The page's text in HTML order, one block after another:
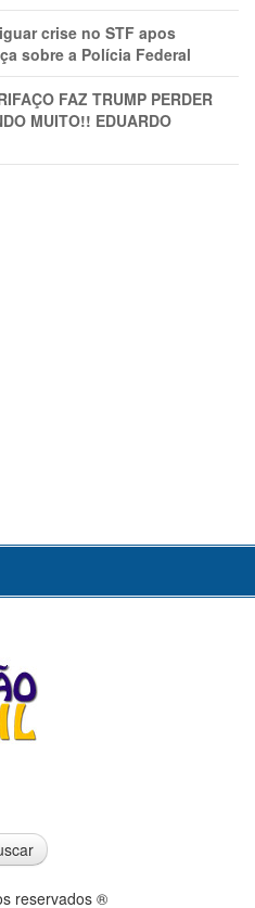
crise no STF apos
sobre a Polícia Federal
FAZ TRUMP PERDER
MUITO!! EDUARDO
reservados ®